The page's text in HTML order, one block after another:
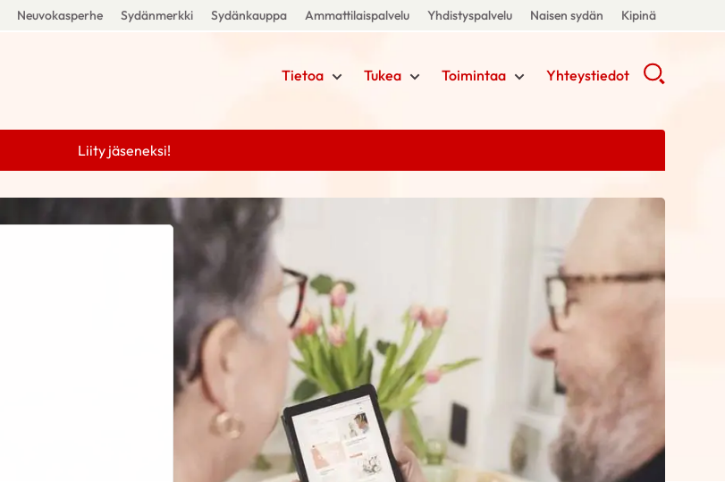
Neuvokasperhe Sydänmerkki Sydänkauppa Ammattilaispalvelu Yhdistyspalvelu Naisen sydän Kipinä
Tietoa Tukea Toimintaa Yhteystiedot
Liity jäseneksi!